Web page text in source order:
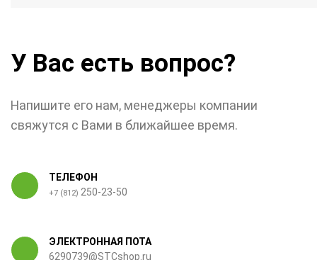
У Вас есть вопрос?
Напишите его нам, менеджеры компании
свяжутся с Вами в ближайшее время.
ТЕЛЕФОН
+7 (812) 250-23-50
ЭЛЕКТРОННАЯ ПОТА
6290739@STCshop.ru